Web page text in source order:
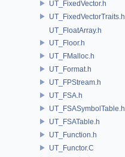
UT_FixedVector.h
UT_FixedVectorTraits.h
UT_FloatArray.h
UT_Floor.h
UT_FMalloc.h
UT_Format.h
UT_FPStream.h
UT_FSA.h
UT_FSASymbolTable.h
UT_FSATable.h
UT_Function.h
UT_Functor.C